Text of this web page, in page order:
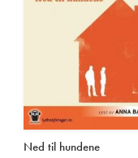
Ned til hundene